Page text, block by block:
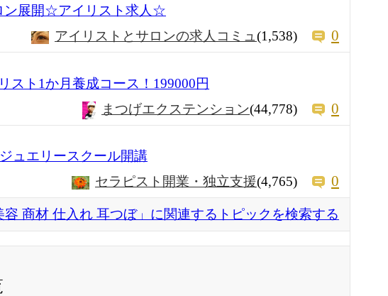
ン展開☆アイリスト求人☆
アイリストとサロンの求人コミュ (1,538) 0
スト1か月養成コース！199000円
まつげエクステンション(44,778) 0
ュエリースクール開講
セラピスト開業・独立支援(4,765) 0
容 商材 仕入れ 耳つぼ」に関連するトピックを検索する